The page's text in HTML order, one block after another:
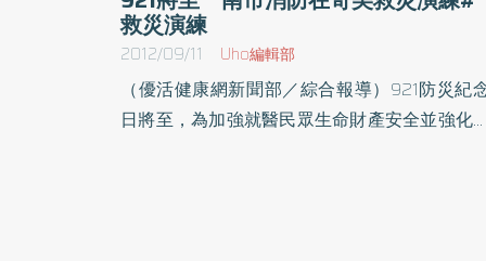
救災演練
2012/09/11 Uho編輯部
（優活健康網新聞部／綜合報導）921防災紀
日將至，為加強就醫民眾生命財產安全並強化醫